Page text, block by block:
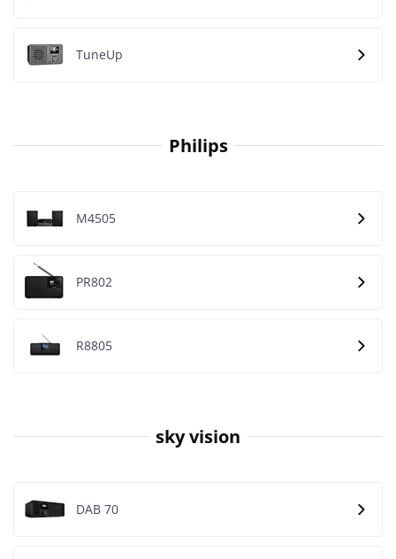
TuneUp
Philips
M4505
PR802
R8805
sky vision
DAB 70